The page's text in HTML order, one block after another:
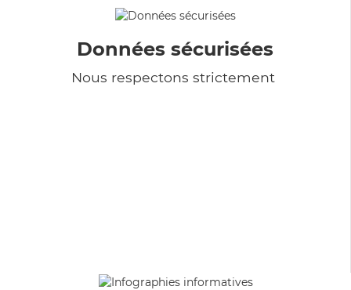
Données sécurisées
Nous respectons strictement